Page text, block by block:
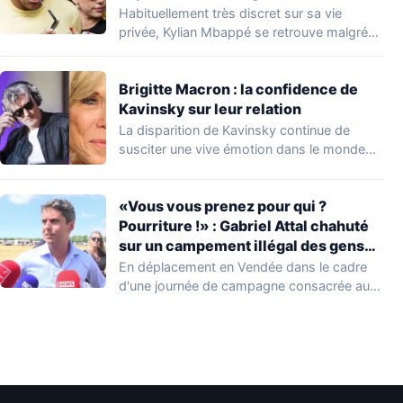
Habituellement très discret sur sa vie
privée, Kylian Mbappé se retrouve malgré
Brigitte Macron : la confidence de
Kavinsky sur leur relation
La disparition de Kavinsky continue de
susciter une vive émotion dans le monde
«Vous vous prenez pour qui ?
Pourriture !» : Gabriel Attal chahuté
sur un campement illégal des gens
du voyage
En déplacement en Vendée dans le cadre
d'une journée de campagne consacrée aux